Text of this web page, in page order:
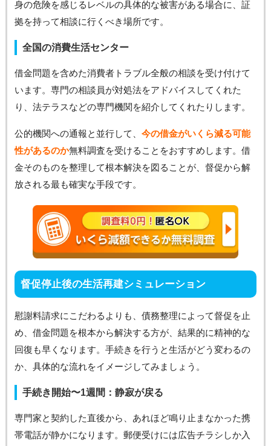
身の危険を感じるレベルの具体的な被害がある場合に、証
拠を持って相談に行くべき場所です。
全国の消費生活センター
借金問題を含めた消費者トラブル全般の相談を受け付けて
います。専門の相談員が対処法をアドバイスしてくれた
り、法テラスなどの専門機関を紹介してくれたりします。
公的機関への通報と並行して、 今の借金がいくら減る可能
性があるのか無料調査を受けることをおすすめします。借
金そのものを整理して根本解決を図ることが、督促から解
放される最も確実な手段です。
督促停止後の生活再建シミュレーション
慰謝料請求にこだわるよりも、債務整理によって督促を止
め、借金問題を根本から解決する方が、結果的に精神的な
回復も早くなります。手続きを行うと生活がどう変わるの
か、具体的な流れをイメージしてみましょう。
手続き開始〜1週間：静寂が戻る
専門家と契約した直後から、あれほど鳴り止まなかった携
帯電話が静かになります。郵便受けには広告チラシしか入